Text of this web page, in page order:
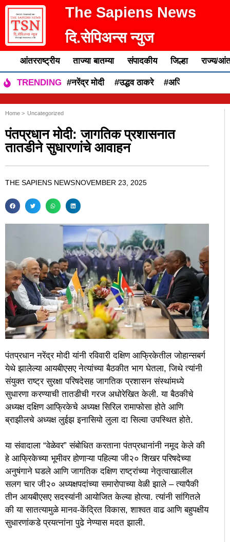
The Sapiens News
दि.सेपिअन्स न्युज
आंतरराष्ट्रीय ताज्या बातम्या संपादकीय जिल्हा राज्य/
TRENDING #नरेंद्र मोदी #उद्धव ठाकरे #अजित पवार
Home > Uncategorized
पंतप्रधान मोदी: जागतिक प्रशासनात
तातडीने सुधारणांचे आवाहन
THE SAPIENS NEWSNOVEMBER 23, 2025
पंतप्रधान नरेंद्र मोदी यांनी रविवारी दक्षिण आफ्रिकेतील जोहान्सबर्ग
येथे झालेल्या आयबीएसए नेत्यांच्या बैठकीत भाग घेतला, जिथे त्यांनी
संयुक्त राष्ट्र सुरक्षा परिषदेसह जागतिक प्रशासन संस्थांमध्ये
सुधारणा करण्याची तातडीची गरज अधोरेखित केली. या बैठकीचे
अध्यक्ष दक्षिण आफ्रिकेचे अध्यक्ष सिरिल रामाफोसा होते आणि
ब्राझीलचे अध्यक्ष लुईझ इनासियो लुला दा सिल्वा उपस्थित होते.
या संवादाला “वेळेवर” संबोधित करताना पंतप्रधानांनी नमूद केले की
हे आफ्रिकेच्या भूमीवर होणाऱ्या पहिल्या जी२० शिखर परिषदेच्या
अनुषंगाने घडले आणि जागतिक दक्षिण राष्ट्रांच्या नेतृत्वाखालील
सलग चार जी२० अध्यक्षपदांच्या समारोपाच्या वेळी झाले – त्यापैकी
तीन आयबीएसए सदस्यांनी आयोजित केल्या होत्या. त्यांनी सांगितले
की या सातत्यामुळे मानव-केंद्रित विकास, शाश्वत वाढ आणि बहुपक्षीय
सुधारणांकडे प्रयत्नांना पुढे नेण्यास मदत झाली.